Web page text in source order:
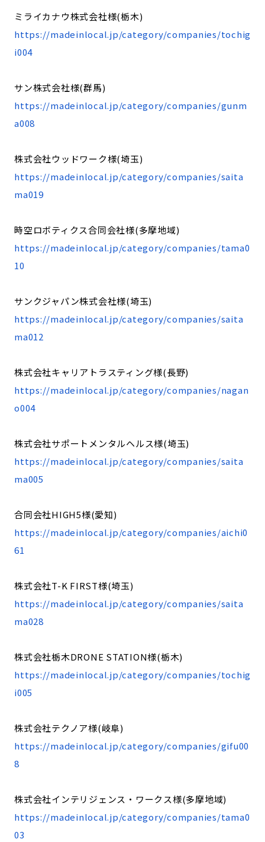
ミライカナウ株式会社様(栃木)
https://madeinlocal.jp/category/companies/tochig
i004
サン株式会社様(群馬)
https://madeinlocal.jp/category/companies/gunm
a008
株式会社ウッドワーク様(埼玉)
https://madeinlocal.jp/category/companies/saita
ma019
時空ロボティクス合同会社様(多摩地域)
https://madeinlocal.jp/category/companies/tama0
10
サンクジャパン株式会社様(埼玉)
https://madeinlocal.jp/category/companies/saita
ma012
株式会社キャリアトラスティング様(長野)
https://madeinlocal.jp/category/companies/nagan
o004
株式会社サポートメンタルヘルス様(埼玉)
https://madeinlocal.jp/category/companies/saita
ma005
合同会社HIGH5様(愛知)
https://madeinlocal.jp/category/companies/aichi0
61
株式会社T-K FIRST様(埼玉)
https://madeinlocal.jp/category/companies/saita
ma028
株式会社栃木DRONE STATION様(栃木)
https://madeinlocal.jp/category/companies/tochig
i005
株式会社テクノア様(岐阜)
https://madeinlocal.jp/category/companies/gifu00
8
株式会社インテリジェンス・ワークス様(多摩地域)
https://madeinlocal.jp/category/companies/tama0
03